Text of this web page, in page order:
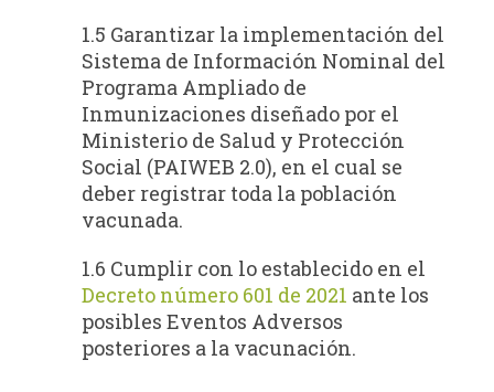
1.5 Garantizar la implementación del
Sistema de Información Nominal del
Programa Ampliado de
Inmunizaciones diseñado por el
Ministerio de Salud y Protección
Social (PAIWEB 2.0), en el cual se
deber registrar toda la población
vacunada.
1.6 Cumplir con lo establecido en el
Decreto número 601 de 2021 ante los
posibles Eventos Adversos
posteriores a la vacunación.